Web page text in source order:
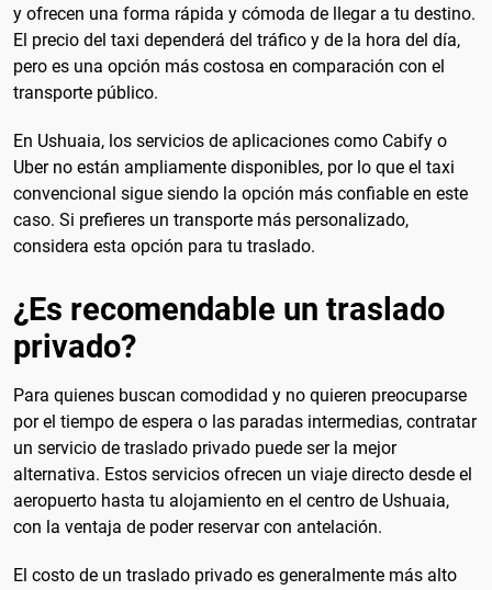
y ofrecen una forma rápida y cómoda de llegar a tu destino.
El precio del taxi dependerá del tráfico y de la hora del día,
pero es una opción más costosa en comparación con el
transporte público.
En Ushuaia, los servicios de aplicaciones como Cabify o
Uber no están ampliamente disponibles, por lo que el taxi
convencional sigue siendo la opción más confiable en este
caso. Si prefieres un transporte más personalizado,
considera esta opción para tu traslado.
¿Es recomendable un traslado
privado?
Para quienes buscan comodidad y no quieren preocuparse
por el tiempo de espera o las paradas intermedias, contratar
un servicio de traslado privado puede ser la mejor
alternativa. Estos servicios ofrecen un viaje directo desde el
aeropuerto hasta tu alojamiento en el centro de Ushuaia,
con la ventaja de poder reservar con antelación.
El costo de un traslado privado es generalmente más alto